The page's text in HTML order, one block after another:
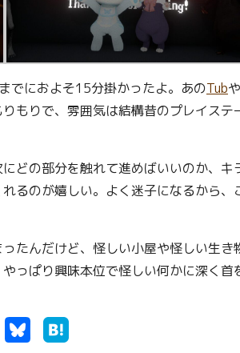
でにおよそ15分掛かったよ。あのTubや
もりで、雰囲気は結構昔のプレイステ
どの部分を触れて進めばいいのか、キ
るのが嬉しい。よく迷子になるから、
たんだけど、怪しい小屋や怪しい生き
っぱり興味本位で怪しい何かに深く首
FacebookBluesky